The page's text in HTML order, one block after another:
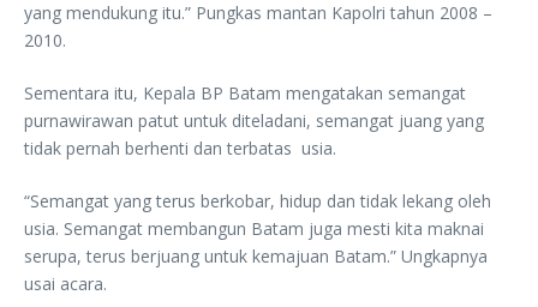
yang mendukung itu.” Pungkas mantan Kapolri tahun 2008 –
2010.
Sementara itu, Kepala BP Batam mengatakan semangat
purnawirawan patut untuk diteladani, semangat juang yang
tidak pernah berhenti dan terbatas usia.
“Semangat yang terus berkobar, hidup dan tidak lekang oleh
usia. Semangat membangun Batam juga mesti kita maknai
serupa, terus berjuang untuk kemajuan Batam.” Ungkapnya
usai acara.